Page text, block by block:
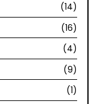
(14)
(16)
(4)
(9)
(1)